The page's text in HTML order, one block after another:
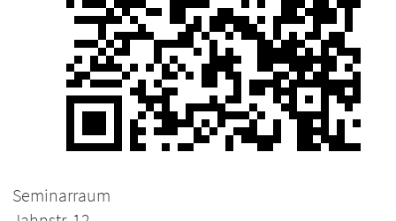
Seminarraum